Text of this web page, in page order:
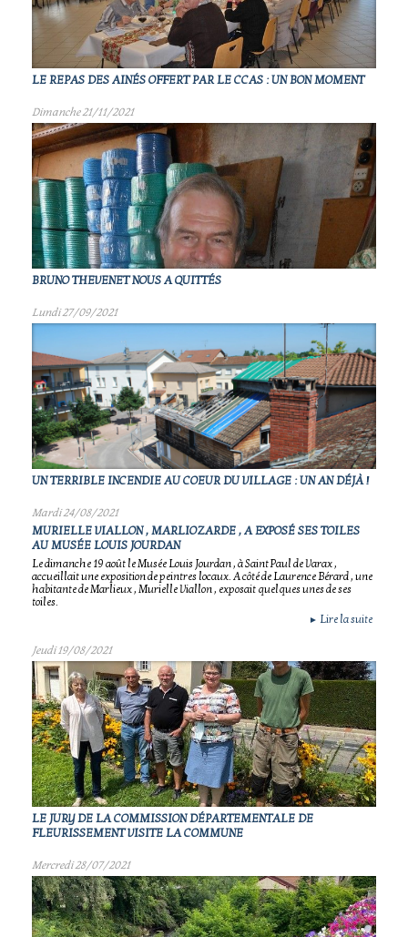
LE REPAS DES AINÉS OFFERT PAR LE CCAS : UN BON MOMENT
Dimanche 21/11/2021
BRUNO THEVENET NOUS A QUITTÉS
Lundi 27/09/2021
UN TERRIBLE INCENDIE AU COEUR DU VILLAGE : UN AN DÉJÀ !
Mardi 24/08/2021
MURIELLE VIALLON , MARLIOZARDE , A EXPOSÉ SES TOILES
AU MUSÉE LOUIS JOURDAN
Le dimanche 19 août le Musée Louis Jourdan , à Saint Paul de Varax ,
accueillait une exposition de peintres locaux. A côté de Laurence Bérard , une
habitante de Marlieux , Murielle Viallon , exposait quelques unes de ses
toiles.
► Lire la suite
Jeudi 19/08/2021
LE JURY DE LA COMMISSION DÉPARTEMENTALE DE
FLEURISSEMENT VISITE LA COMMUNE
Mercredi 28/07/2021